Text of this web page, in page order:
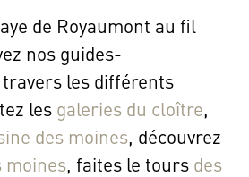
de Royaumont au fil
nos guides-
les différents
les galeries du cloître,
des moines, découvrez
moines, faites le tours des